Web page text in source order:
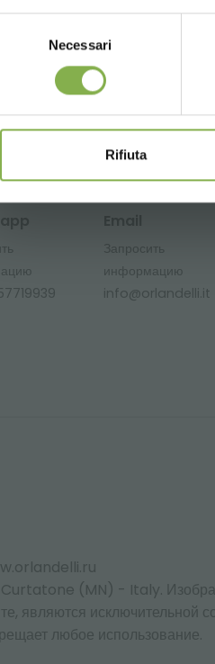
Necessari
Rifiuta
Email
Запросить
информацию
info@orlandelli.it
(MN) - Italy.
являются исключительной
любое использование.